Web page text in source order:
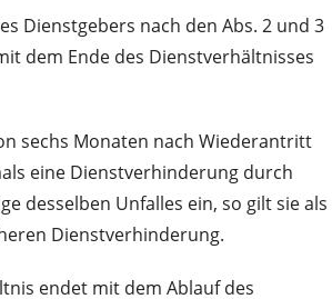
Dienstgebers nach den Abs. 2 und 3
dem Ende des Dienstverhältnisses
sechs Monaten nach Wiederantritt
eine Dienstverhinderung durch
desselben Unfalles ein, so gilt sie als
Dienstverhinderung.
endet mit dem Ablauf des